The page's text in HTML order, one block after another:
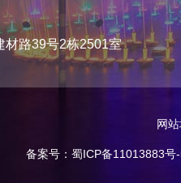
材路39号2栋2501室
网
备案号： 蜀ICP备11013883号